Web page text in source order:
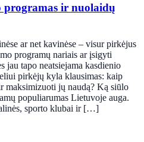
ir nuolaidų
ar net kavinėse – visur pirkėjus
programų nariais ar įsigyti
jau tapo neatsiejama kasdienio
pirkėjų kyla klausimas: kaip
maksimizuoti jų naudą? Ką siūlo
populiarumas Lietuvoje auga.
sporto klubai ir […]